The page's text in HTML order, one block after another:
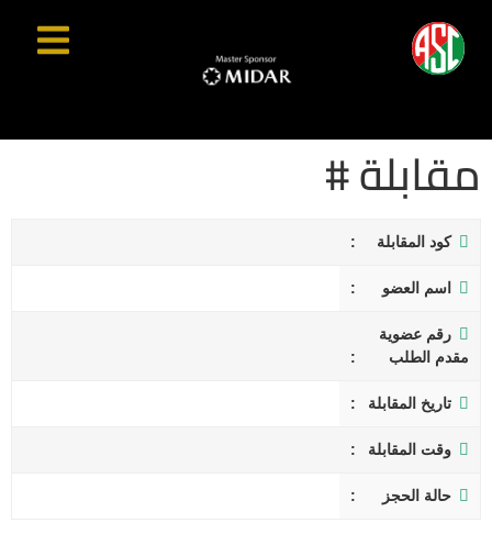
مقابلة #
كود المقابلة
اسم العضو
رقم عضوية
مقدم الطلب
تاريخ المقابلة
وقت المقابلة
حالة الحجز